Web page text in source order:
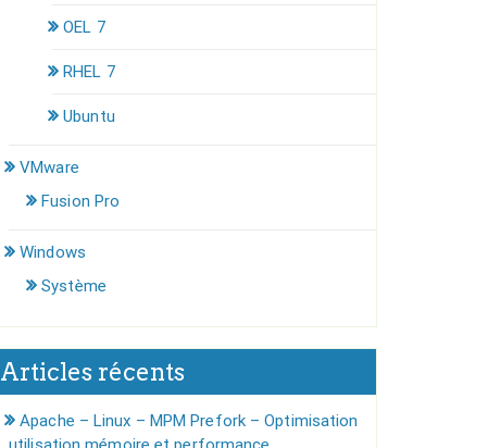
OEL 7
RHEL 7
Ubuntu
VMware
Fusion Pro
Windows
Système
Articles récents
Apache – Linux – MPM Prefork – Optimisation